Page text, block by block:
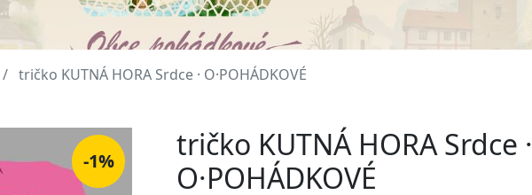
tričko KUTNÁ HORA Srdce · O·POHÁDKOVÉ
-1%
tričko KUTNÁ HORA Srdce ·
O·POHÁDKOVÉ